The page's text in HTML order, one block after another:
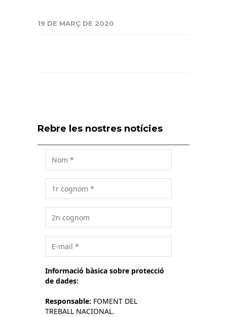
19 DE MARÇ DE 2020
Rebre les nostres notícies
Informació bàsica sobre protecció
de dades:
Responsable: FOMENT DEL
TREBALL NACIONAL.